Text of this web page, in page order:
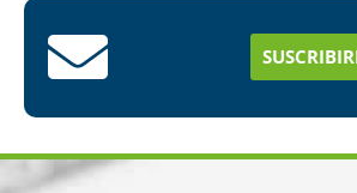
estudios en menos